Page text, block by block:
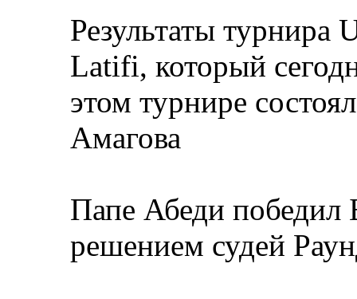
Результаты турнира
Latifi, который
этом турнире
Амагова
Папе Абеди
решением судей